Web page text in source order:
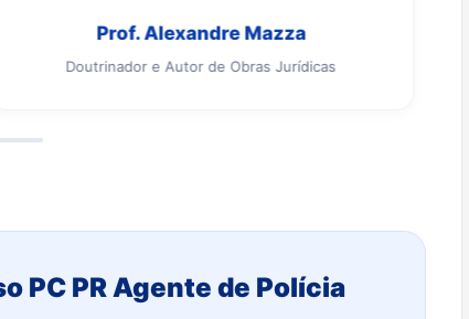
Prof. Alexandre Mazza
Doutrinador e Autor de Obras Jurídicas
PC PR Agente de Polícia